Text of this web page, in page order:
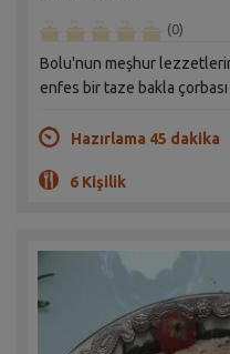
(0)
Bolu'nun meşhur
enfes bir taze bakla çorbası
Hazırlama 45 dakika
6 Kişilik